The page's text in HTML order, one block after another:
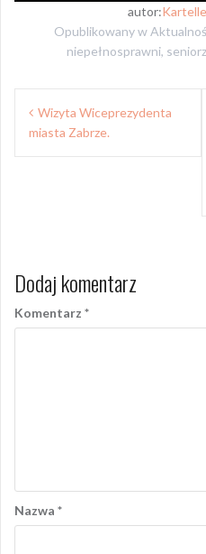
autor:
Opublikowany w
niepełnosprawni,
Nawigacja
wpisu
Wizyta Wiceprezydenta
miasta Zabrze.
Dodaj komentarz
Komentarz *
Nazwa *